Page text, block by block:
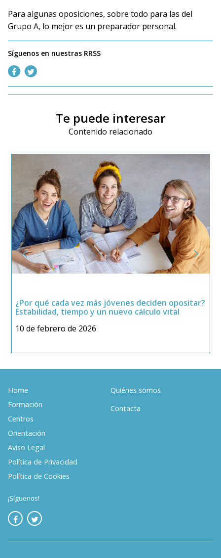
Para algunas oposiciones, sobre todo para las del
Grupo A, lo mejor es un preparador personal.
Síguenos en nuestras RRSS
Te puede interesar
Contenido relacionado
¿Por qué cada vez más jóvenes deciden opositar?
Estabilidad, tiempo y un nuevo cálculo vital
10 de febrero de 2026
Home
Formación
Centros
Orientación
Aviso Legal
Política de Privacidad
Política de Cookies
Quiénes somos
Contacta
¡Síguenos!